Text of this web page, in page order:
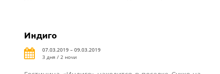
Индиго
07.03.2019 – 09.03.2019
3 дня / 2 ночи